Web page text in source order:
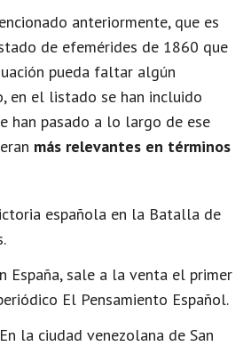
anteriormente, que es
de efemérides de 1860 que
pueda faltar algún
en el listado se han incluido
han pasado a lo largo de ese
más relevantes en términos
española en la Batalla de
España, sale a la venta el primer
El Pensamiento Español.
En la ciudad venezolana de San